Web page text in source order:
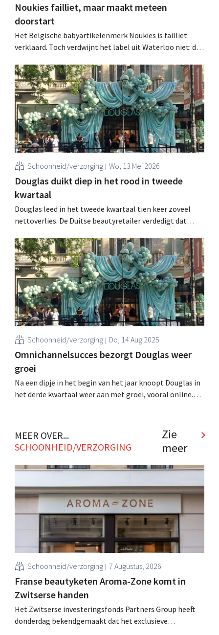
Noukies failliet, maar maakt meteen
doorstart
Het Belgische babyartikelenmerk Noukies is failliet
verklaard. Toch verdwijnt het label uit Waterloo niet: de
en lanceren "Noukies 2.0". .
Schoonheid/verzorging Wo, 13 Mei 2026
Douglas duikt diep in het rood in tweede
kwartaal
Douglas leed in het tweede kwartaal tien keer zoveel
nettoverlies. De Duitse beautyretailer verdedigt dat
veranderende omgeving”. .
Schoonheid/verzorging Do, 14 Aug 2025
Omnichannelsucces bezorgt Douglas weer
groei
Na een dipje in het begin van het jaar knoopt Douglas in
het derde kwartaal weer aan met groei, vooral online.
MEER OVER...
SCHOONHEID/VERZORGING
Zie
meer
Schoonheid/verzorging 7 Augustus, 2026
Franse beautyketen Aroma-Zone komt in
Zwitserse handen
Het Zwitserse investeringsfonds Partners Group heeft
donderdag bekendgemaakt dat het exclusieve